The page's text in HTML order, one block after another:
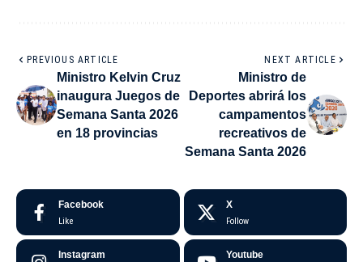
PREVIOUS ARTICLE
Ministro Kelvin Cruz
inaugura Juegos de
Semana Santa 2026
en 18 provincias
NEXT ARTICLE
Ministro de
Deportes abrirá los
campamentos
recreativos de
Semana Santa 2026
Facebook
Like
X
Follow
Instagram Youtube